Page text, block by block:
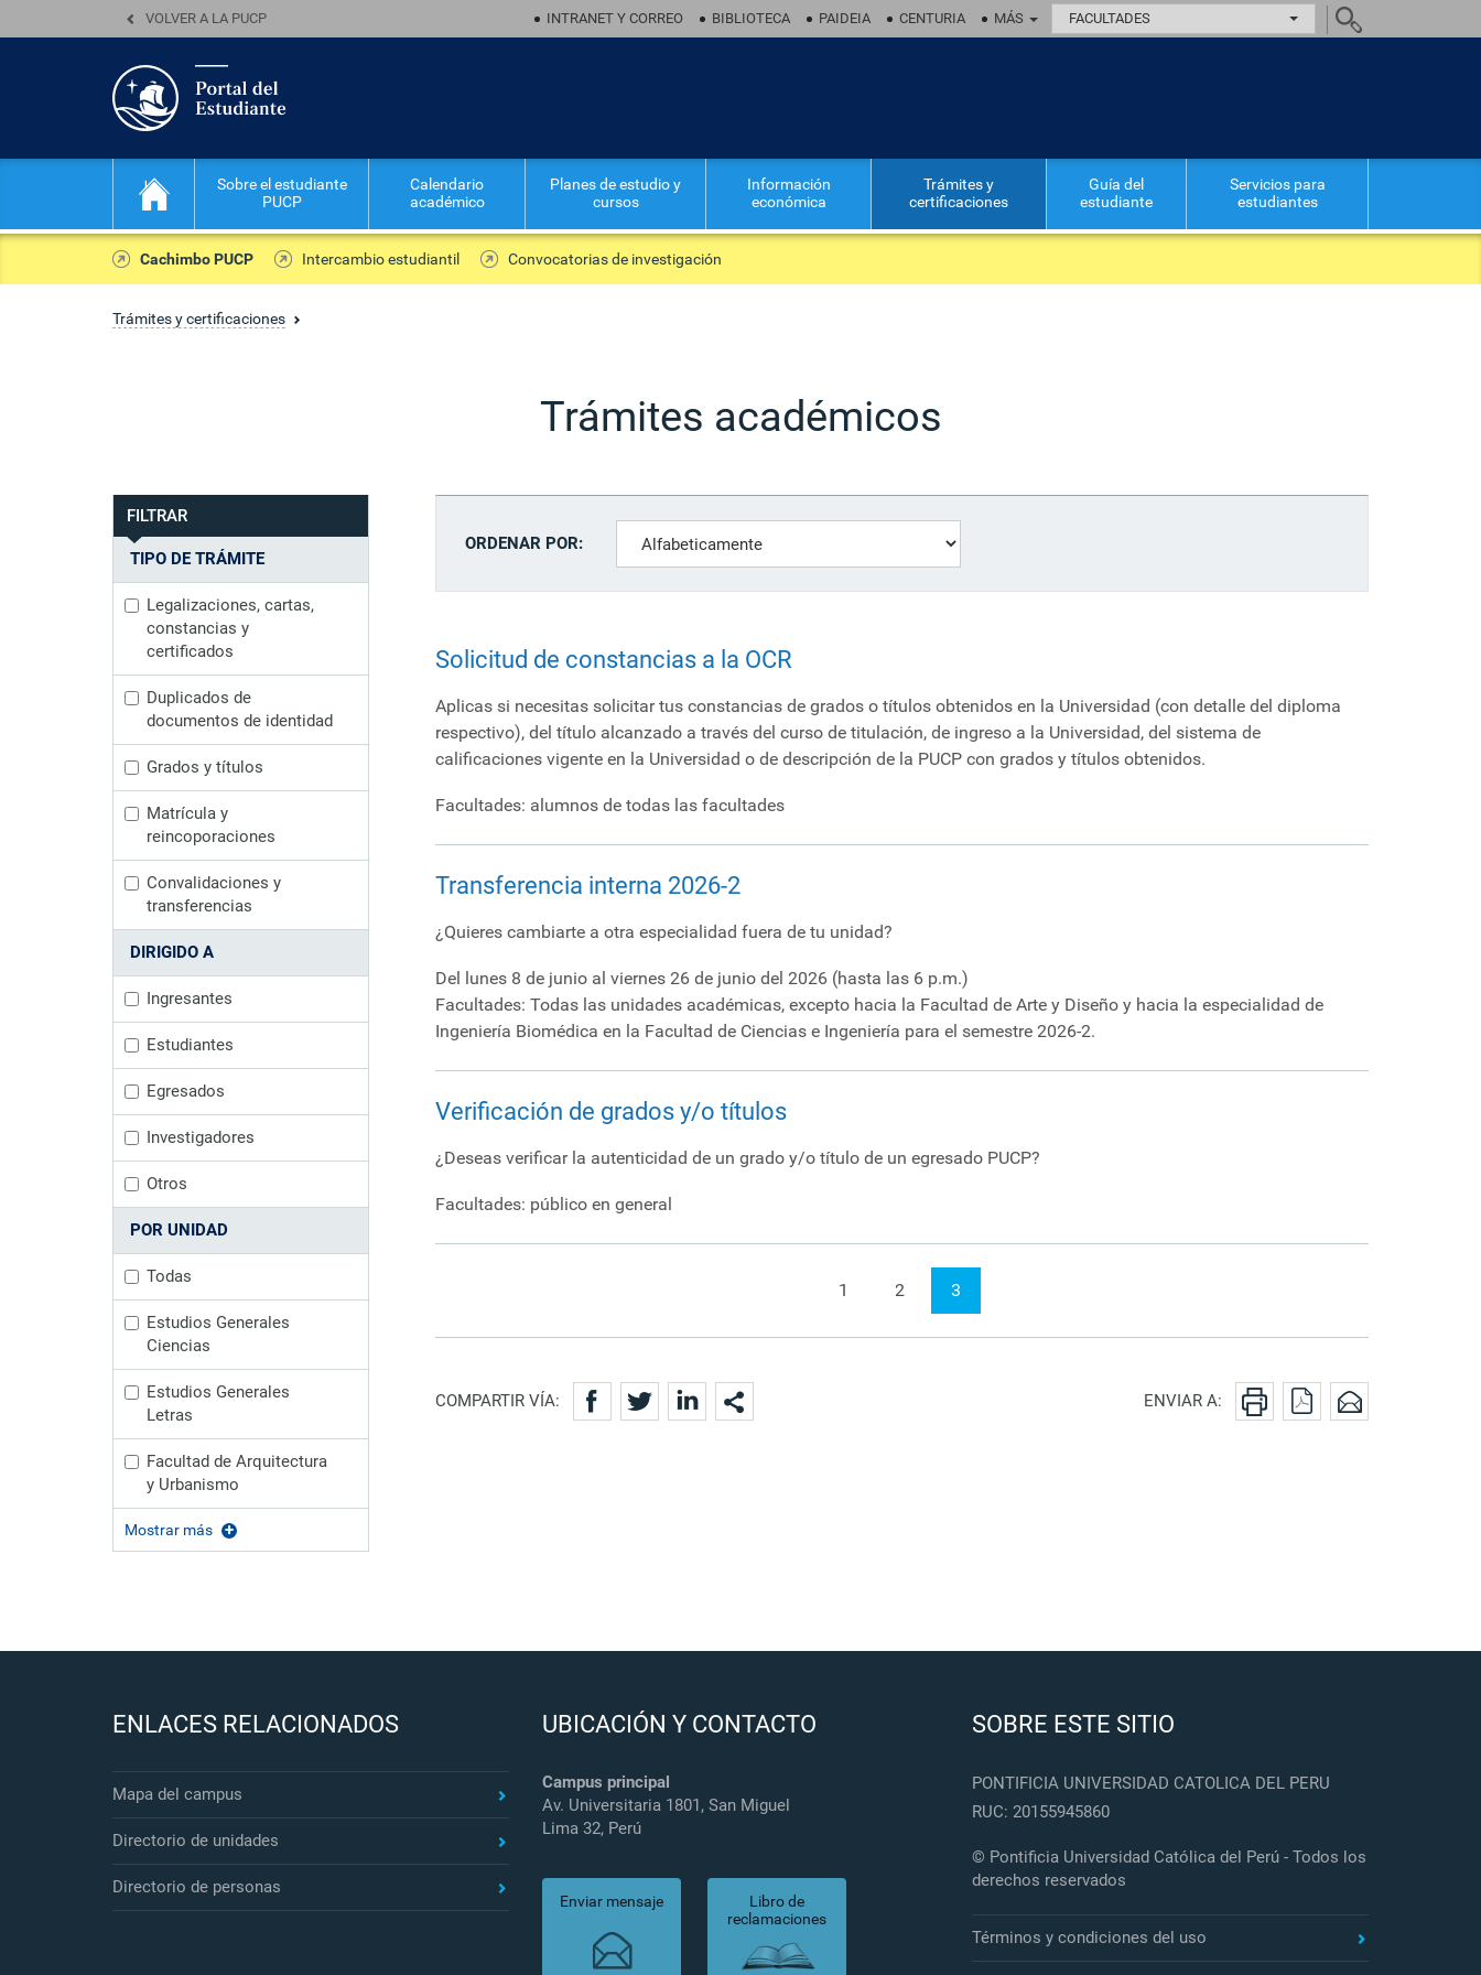
VOLVER A LA PUCP INTRANET Y CORREO BIBLIOTECA PAIDEIA CENTURIA MÁS FACULTADES
Sobre el estudiante
PUCP
Calendario
académico
Planes de estudio y
cursos
Información
económica
Trámites y
certificaciones
Guía del
estudiante
Servicios para
estudiantes
Cachimbo PUCP Intercambio estudiantil Convocatorias de investigación
Trámites y certificaciones
Trámites académicos
FILTRAR
TIPO DE TRÁMITE
Legalizaciones, cartas,
constancias y
certificados
Duplicados de
documentos de identidad
Grados y títulos
Matrícula y
reincoporaciones
Convalidaciones y
transferencias
DIRIGIDO A
Ingresantes
Estudiantes
Egresados
Investigadores
Otros
POR UNIDAD
Todas
Estudios Generales
Ciencias
Estudios Generales
Letras
Facultad de Arquitectura
y Urbanismo
Mostrar más
ORDENAR POR:
Solicitud de constancias a la OCR
Aplicas si necesitas solicitar tus constancias de grados o títulos obtenidos en la Universidad (con detalle del diploma
respectivo), del título alcanzado a través del curso de titulación, de ingreso a la Universidad, del sistema de
calificaciones vigente en la Universidad o de descripción de la PUCP con grados y títulos obtenidos.
Facultades: alumnos de todas las facultades
Transferencia interna 2026-2
¿Quieres cambiarte a otra especialidad fuera de tu unidad?
Del lunes 8 de junio al viernes 26 de junio del 2026 (hasta las 6 p.m.)
Facultades: Todas las unidades académicas, excepto hacia la Facultad de Arte y Diseño y hacia la especialidad de
Ingeniería Biomédica en la Facultad de Ciencias e Ingeniería para el semestre 2026-2.
Verificación de grados y/o títulos
¿Deseas verificar la autenticidad de un grado y/o título de un egresado PUCP?
Facultades: público en general
1 2 3
COMPARTIR VÍA: ENVIAR A:
ENLACES RELACIONADOS
Mapa del campus
Directorio de unidades
Directorio de personas
UBICACIÓN Y CONTACTO
Campus principal
Av. Universitaria 1801, San Miguel
Lima 32, Perú
Enviar mensaje
Libro de
reclamaciones
SOBRE ESTE SITIO
PONTIFICIA UNIVERSIDAD CATOLICA DEL PERU
RUC: 20155945860
© Pontificia Universidad Católica del Perú - Todos los
derechos reservados
Términos y condiciones del uso